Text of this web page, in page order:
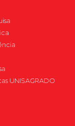
UNISAGRADO